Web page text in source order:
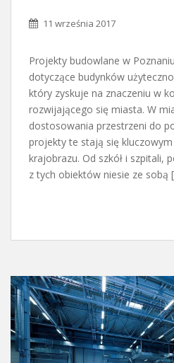
11 września 2017
Projekty budowlane w
dotyczące budynków
który zyskuje na znaczeniu w
rozwijającego się miasta. W
dostosowania przestrzeni do
projekty te stają się
krajobrazu. Od szkół i szpitali,
z tych obiektów niesie ze sobą